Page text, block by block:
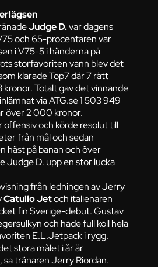
Judge D.var dagens
och 65-procentaren var
i V75-5 i händerna på
storfavoriten vann blev det
klarade Top7 där 7 rätt
kronor. Totalt gav det vinnande
via ATG.se 1 503 949
över 2 000 kronor.
offensiv och körde resolut till
från mål och sedan
häst på banan och över
Judge D. upp en stor lucka
från ledningen av Jerry
Catullo Jetoch italienaren
fin Sverige-debut. Gustav
och hade full koll hela
E.L.Jetpack i rygg.
stora målet i år är
tränaren Jerry Riordan.